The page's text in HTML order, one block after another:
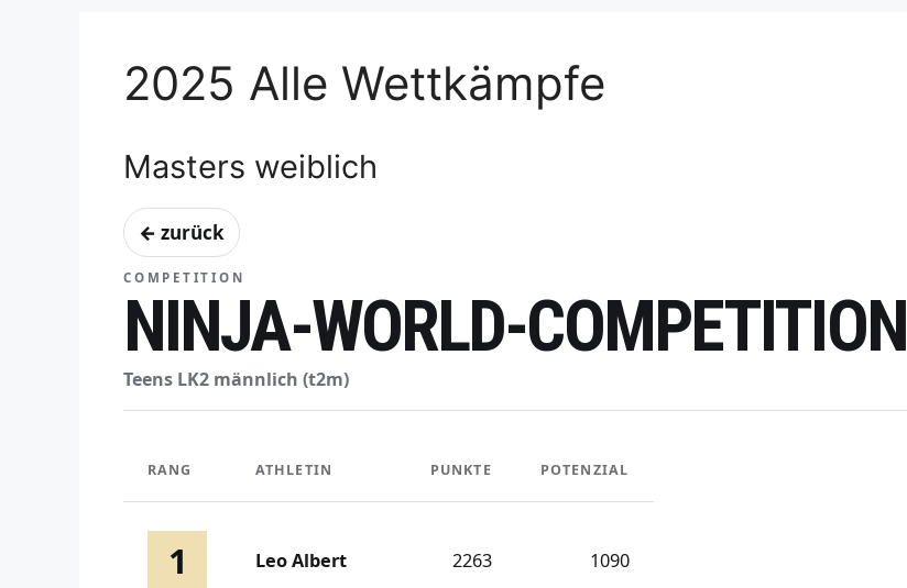
2025 Alle Wettkämpfe
Masters weiblich
← zurück
COMPETITION
NINJA-WORLD-COMPETITION
Teens LK2 männlich (t2m)
RANG ATHLETIN PUNKTE POTENZIAL
1 Leo Albert 2263 1090